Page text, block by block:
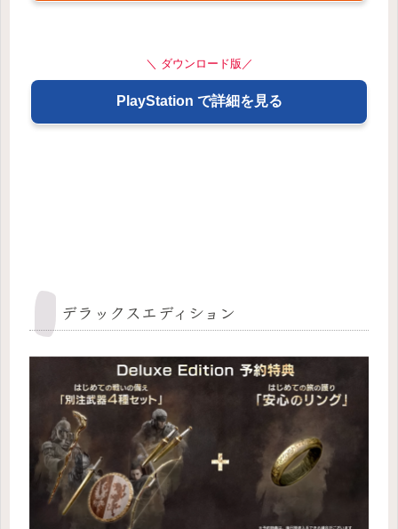
＼ ダウンロード版／
PlayStation で詳細を見る
デラックスエディション